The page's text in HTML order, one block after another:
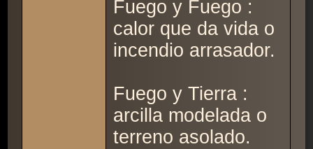
Fuego y Fuego :
calor que da vida o
incendio arrasador.
Fuego y Tierra :
arcilla modelada o
terreno asolado.